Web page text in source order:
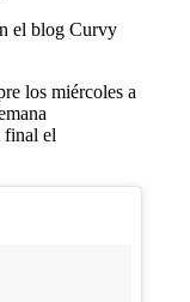
el blog Curvy
los miércoles a
final el